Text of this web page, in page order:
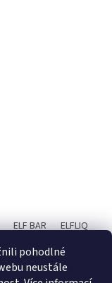
pohodlné
neustále
ELF BAR
ELFLIQ
BAR JUICE